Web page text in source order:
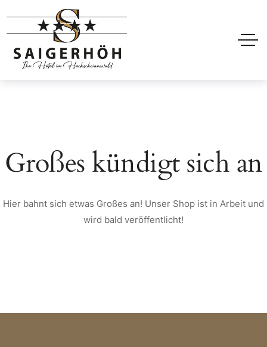
Großes kündigt sich an
Hier bahnt sich etwas Großes an! Unser Shop ist in Arbeit und
wird bald veröffentlicht!